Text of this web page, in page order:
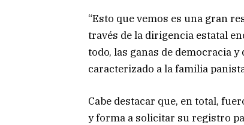
“Esto que vemos es una gran
través de la dirigencia estatal
todo, las ganas de democracia
caracterizado a la familia
Cabe destacar que, en total,
y forma a solicitar su registro